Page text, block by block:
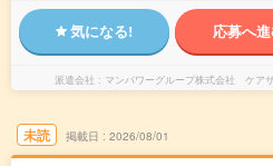
気になる! 応募へ
派遣会社 マンパワーグループ株式会社 ケア
未読 掲載日 2026/08/01